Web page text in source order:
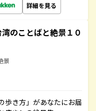
詳細を見る
のことばと絶景１０
景
歩き方」があなたにお届